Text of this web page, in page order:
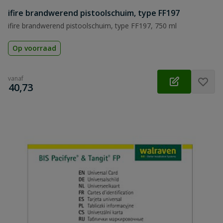
ifire brandwerend pistoolschuim, type FF197
ifire brandwerend pistoolschuim, type FF197, 750 ml
Op voorraad
vanaf
€
40,73